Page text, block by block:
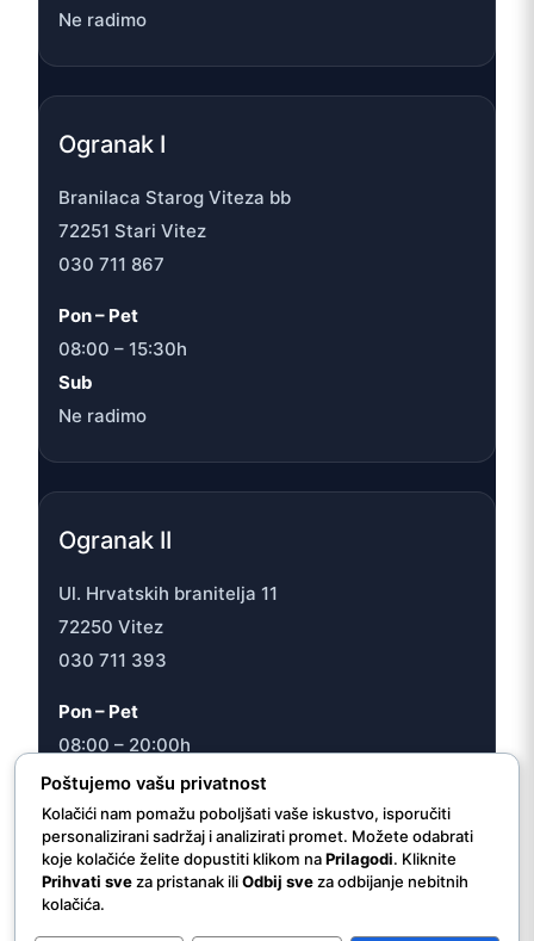
Ne radimo
Ogranak I
Branilaca Starog Viteza bb
72251 Stari Vitez
030 711 867
Pon – Pet
08:00 – 15:30h
Sub
Ne radimo
Ogranak II
Ul. Hrvatskih branitelja 11
72250 Vitez
030 711 393
Pon – Pet
08:00 – 20:00h
Sub
08:00 – 16:30h
Poštujemo vašu privatnost
Kolačići nam pomažu poboljšati vaše iskustvo, isporučiti
personalizirani sadržaj i analizirati promet. Možete odabrati
koje kolačiće želite dopustiti klikom naPrilagodi. Kliknite
Prihvati sveza pristanak iliOdbij sveza odbijanje nebitnih
kolačića.